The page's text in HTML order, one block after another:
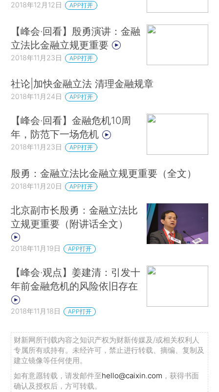
2018年12月12日 APP打开
【峰会·回看】殷勇演讲：金融
立法比金融立规更重要
2018年11月23日 APP打开
社论|加快金融立法 清理金融规章
2018年11月24日 APP打开
【峰会·回看】金融危机10周
年，防范下一场危机
2018年11月23日 APP打开
殷勇：金融立法比金融立规更重要（全文）
2018年11月20日 APP打开
北京副市长殷勇：金融立法比
立规更重要（附讲话全文）
2018年11月19日 APP打开
【峰会·观点】姜建清：引发十
年前金融危机的风险依旧存在
2018年11月18日 APP打开
财新网所刊载内容之知识产权为财新传媒及/或相关权利人
专属所有或持有。未经许可，禁止进行转载、摘编、复制及
建立镜像等任何使用。
如有意愿转载，请发邮件至hello@caixin.com ，获得书面
确认及授权后，方可转载。